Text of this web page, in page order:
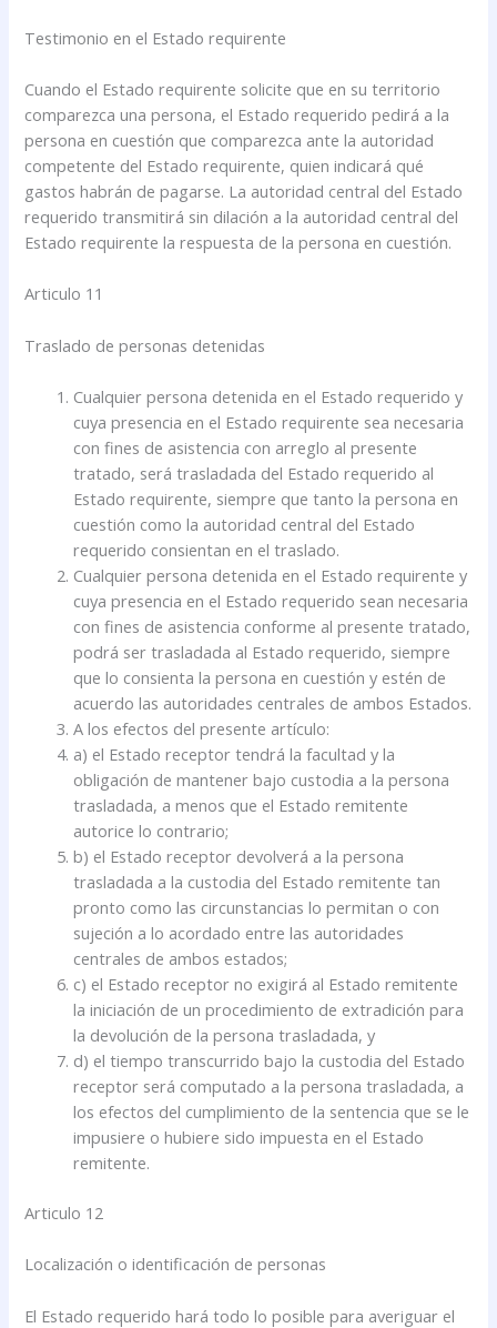
Testimonio en el Estado requirente
Cuando el Estado requirente solicite que en su territorio
comparezca una persona, el Estado requerido pedirá a la
persona en cuestión que comparezca ante la autoridad
competente del Estado requirente, quien indicará qué
gastos habrán de pagarse. La autoridad central del Estado
requerido transmitirá sin dilación a la autoridad central del
Estado requirente la respuesta de la persona en cuestión.
Articulo 11
Traslado de personas detenidas
Cualquier persona detenida en el Estado requerido y
cuya presencia en el Estado requirente sea necesaria
con fines de asistencia con arreglo al presente
tratado, será trasladada del Estado requerido al
Estado requirente, siempre que tanto la persona en
cuestión como la autoridad central del Estado
requerido consientan en el traslado.
Cualquier persona detenida en el Estado requirente y
cuya presencia en el Estado requerido sean necesaria
con fines de asistencia conforme al presente tratado,
podrá ser trasladada al Estado requerido, siempre
que lo consienta la persona en cuestión y estén de
acuerdo las autoridades centrales de ambos Estados.
A los efectos del presente artículo:
a) el Estado receptor tendrá la facultad y la
obligación de mantener bajo custodia a la persona
trasladada, a menos que el Estado remitente
autorice lo contrario;
b) el Estado receptor devolverá a la persona
trasladada a la custodia del Estado remitente tan
pronto como las circunstancias lo permitan o con
sujeción a lo acordado entre las autoridades
centrales de ambos estados;
c) el Estado receptor no exigirá al Estado remitente
la iniciación de un procedimiento de extradición para
la devolución de la persona trasladada, y
d) el tiempo transcurrido bajo la custodia del Estado
receptor será computado a la persona trasladada, a
los efectos del cumplimiento de la sentencia que se le
impusiere o hubiere sido impuesta en el Estado
remitente.
Articulo 12
Localización o identificación de personas
El Estado requerido hará todo lo posible para averiguar el